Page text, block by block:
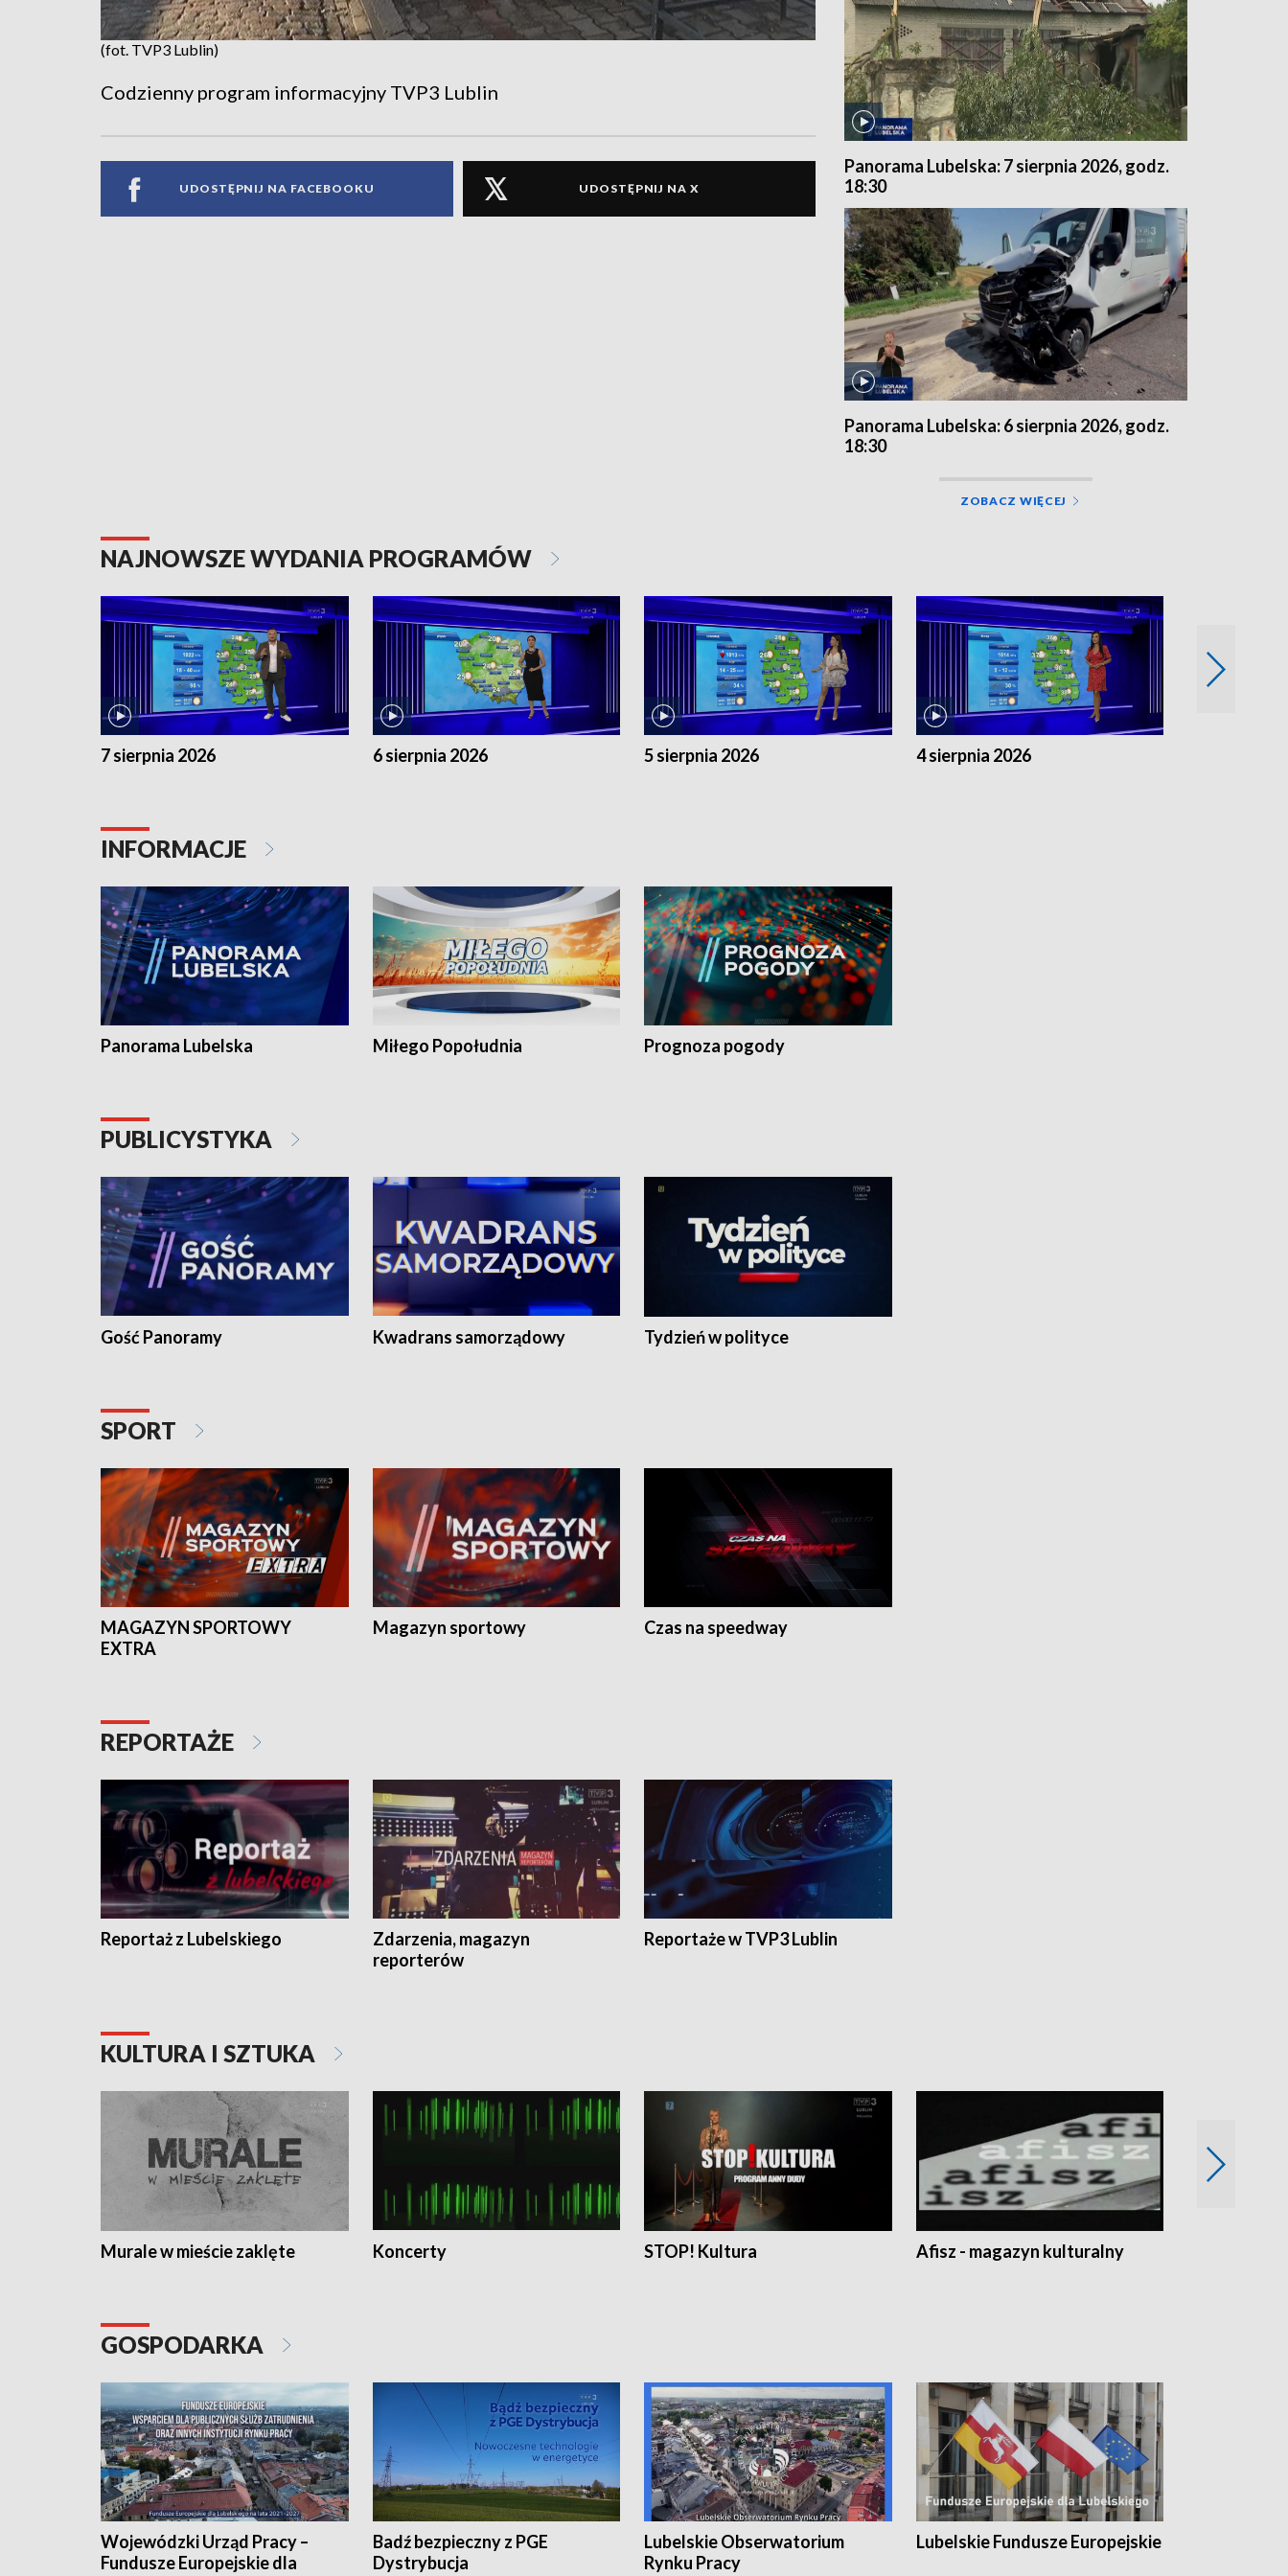
(fot. TVP3 Lublin)
Codzienny program informacyjny TVP3 Lublin
UDOSTĘPNIJ NA FACEBOOKU UDOSTĘPNIJ NA X
Panorama Lubelska: 7 sierpnia 2026, godz.
18:30
Panorama Lubelska: 6 sierpnia 2026, godz.
18:30
ZOBACZ WIĘCEJ
NAJNOWSZE WYDANIA PROGRAMÓW
7 sierpnia 2026 6 sierpnia 2026 5 sierpnia 2026 4 sierpnia 2026
INFORMACJE
Panorama Lubelska Miłego Popołudnia Prognoza pogody
PUBLICYSTYKA
Gość Panoramy Kwadrans samorządowy Tydzień w polityce
SPORT
MAGAZYN SPORTOWY
EXTRA
Magazyn sportowy Czas na speedway
REPORTAŻE
Reportaż z Lubelskiego
Zdarzenia, magazyn
reporterów
Reportaże w TVP3 Lublin
KULTURA I SZTUKA
Murale w mieście zaklęte Koncerty STOP! Kultura Afisz - magazyn kulturalny
GOSPODARKA
Wojewódzki Urząd Pracy –
Fundusze Europejskie dla
Badź bezpieczny z PGE
Dystrybucja
Lubelskie Obserwatorium
Rynku Pracy
Lubelskie Fundusze Europejskie